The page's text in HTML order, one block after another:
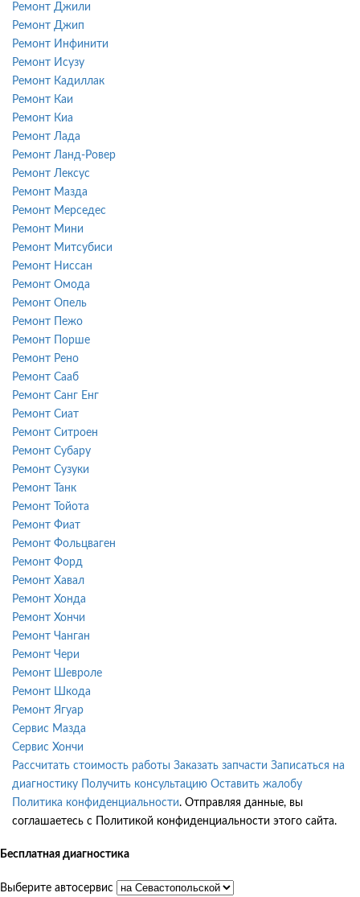
Ремонт Джили
Ремонт Джип
Ремонт Инфинити
Ремонт Исузу
Ремонт Кадиллак
Ремонт Каи
Ремонт Киа
Ремонт Лада
Ремонт Ланд-Ровер
Ремонт Лексус
Ремонт Мазда
Ремонт Мерседес
Ремонт Мини
Ремонт Митсубиси
Ремонт Ниссан
Ремонт Омода
Ремонт Опель
Ремонт Пежо
Ремонт Порше
Ремонт Рено
Ремонт Сааб
Ремонт Санг Енг
Ремонт Сиат
Ремонт Ситроен
Ремонт Субару
Ремонт Сузуки
Ремонт Танк
Ремонт Тойота
Ремонт Фиат
Ремонт Фольцваген
Ремонт Форд
Ремонт Хавал
Ремонт Хонда
Ремонт Хончи
Ремонт Чанган
Ремонт Чери
Ремонт Шевроле
Ремонт Шкода
Ремонт Ягуар
Сервис Мазда
Сервис Хончи
Рассчитать стоимость работы Заказать запчасти Записаться на
диагностику
Получить консультацию Оставить жалобу
Политика конфиденциальности. Отправляя данные, вы
соглашаетесь с Политикой конфиденциальности этого сайта.
Бесплатная диагностика
Выберите автосервис